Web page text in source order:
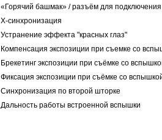
«Горячий башмак» / разъём для
X-синхронизация
Устранение эффекта "красных глаз"
Компенсация экспозиции при съемке со
Брекетинг экспозиции при съёмке со
Фиксация экспозиции при съёмке со
Синхронизация по второй шторке
Дальность работы встроенной вспышки